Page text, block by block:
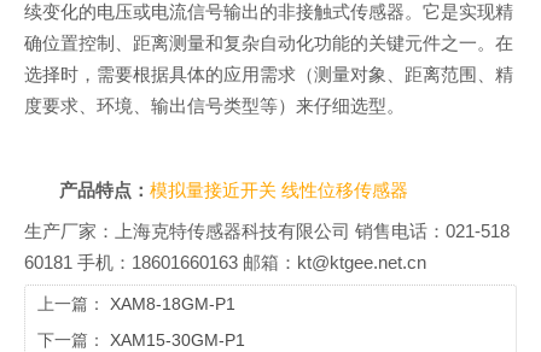
续变化的电压或电流信号输出的非接触式传感器。它是实现精
确位置控制、距离测量和复杂自动化功能的关键元件之一。在
选择时，需要根据具体的应用需求（测量对象、距离范围、精
度要求、环境、输出信号类型等）来仔细选型。
产品特点：模拟量接近开关线性位移传感器
生产厂家：上海克特传感器科技有限公司 销售电话：021-518
60181 手机：18601660163 邮箱：kt@ktgee.net.cn
上一篇： XAM8-18GM-P1
下一篇： XAM15-30GM-P1